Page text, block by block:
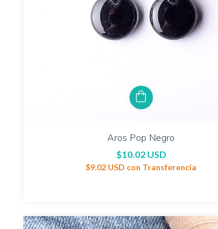
Aros Pop Negro
$10.02 USD
$9.02 USD con Transferencia